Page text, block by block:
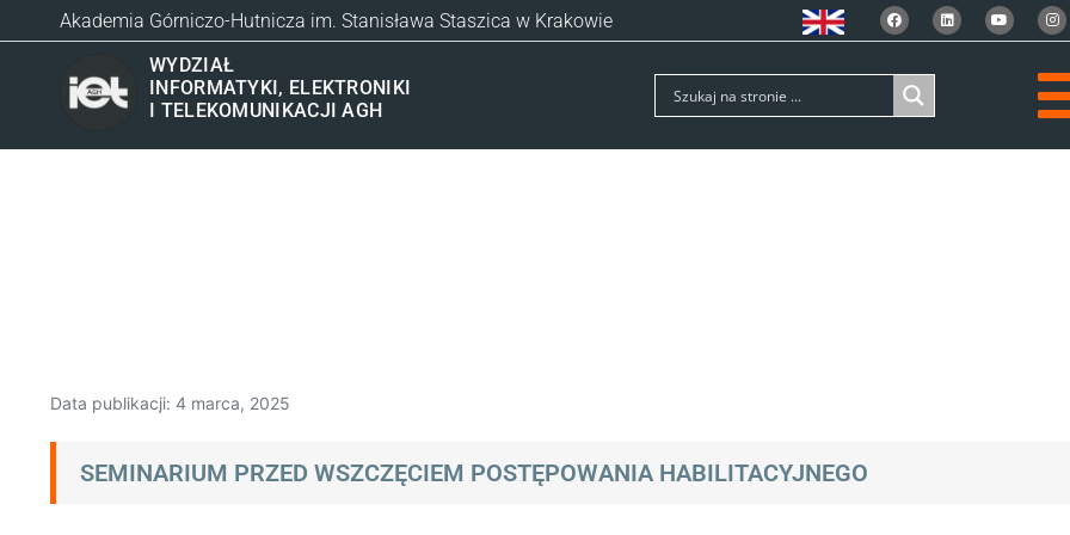
Akademia Górniczo-Hutnicza im. Stanisława Staszica w Krakowie
WYDZIAŁ
INFORMATYKI, ELEKTRONIKI
I TELEKOMUNIKACJI AGH
Data publikacji: 4 marca, 2025
SEMINARIUM PRZED WSZCZĘCIEM POSTĘPOWANIA HABILITACYJNEGO